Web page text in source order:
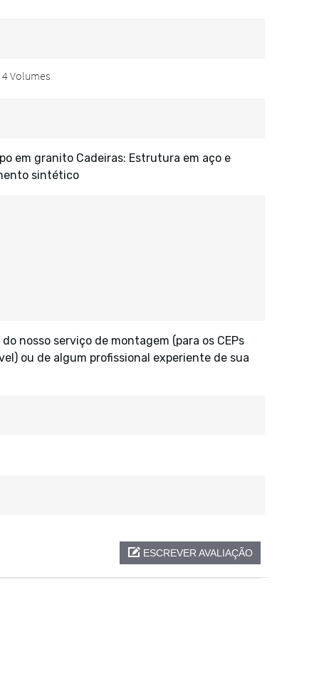
em granito Cadeiras: Estrutura em aço e
sintético
nosso serviço de montagem (para os CEPs
ou de algum profissional experiente de sua
ESCREVER AVALIAÇÃO